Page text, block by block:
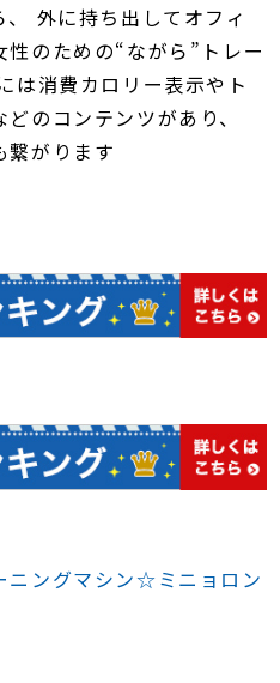
外に持ち出してオフィ
のための“ながら”トレー
は消費カロリー表示やト
のコンテンツがあり、
繋がります
ニングマシン☆ミニョロン